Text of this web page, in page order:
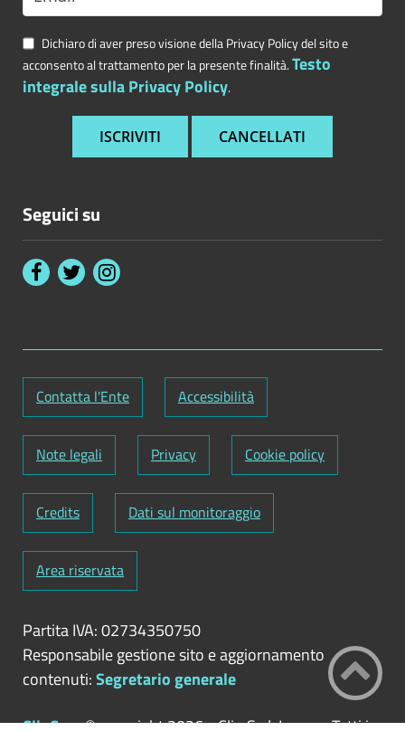
Dichiaro di aver preso visione della Privacy Policy del sito e
acconsento al trattamento per la presente finalità.Testo
integrale sulla Privacy Policy.
Seguici su
Contatta l'Ente Accessibilità
Note legali Privacy Cookie policy
Credits Dati sul monitoraggio
Area riservata
Partita IVA: 02734350750
Responsabile gestione sito e aggiornamento
contenuti:Segretario generale
ClioCom© copyright 2026 - Clio S.r.l. Lecce - Tutti i